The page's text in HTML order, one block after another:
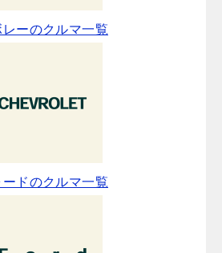
レーのクルマ一覧
ードのクルマ一覧